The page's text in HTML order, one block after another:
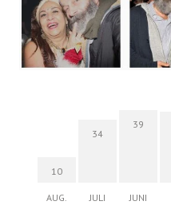
10
AUG.
34
JULI
39
JUNI